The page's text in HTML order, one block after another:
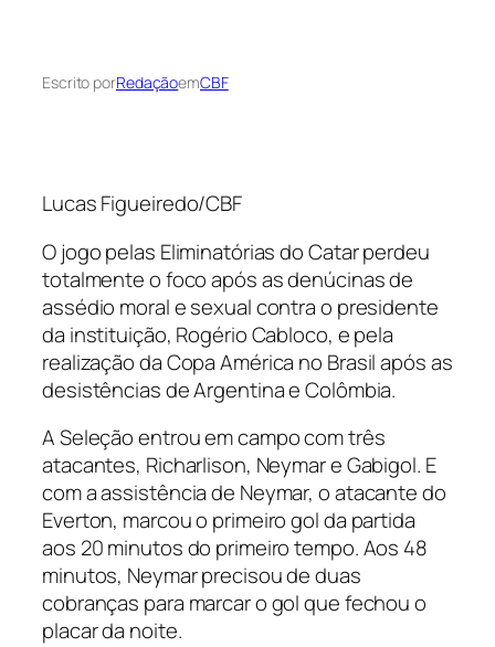
Escrito porRedaçãoemCBF
Lucas Figueiredo/CBF
O jogo pelas Eliminatórias do Catar perdeu
totalmente o foco após as denúcinas de
assédio moral e sexual contra o presidente
da instituição, Rogério Cabloco, e pela
realização da Copa América no Brasil após as
desistências de Argentina e Colômbia.
A Seleção entrou em campo com três
atacantes, Richarlison, Neymar e Gabigol. E
com a assistência de Neymar, o atacante do
Everton, marcou o primeiro gol da partida
aos 20 minutos do primeiro tempo. Aos 48
minutos, Neymar precisou de duas
cobranças para marcar o gol que fechou o
placar da noite.